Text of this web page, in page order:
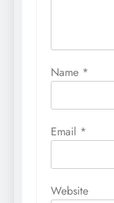
Name *
Email *
Website